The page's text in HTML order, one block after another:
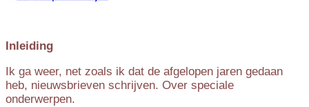
Inleiding
Ik ga weer, net zoals ik dat de afgelopen jaren gedaan
heb, nieuwsbrieven schrijven. Over speciale
onderwerpen.